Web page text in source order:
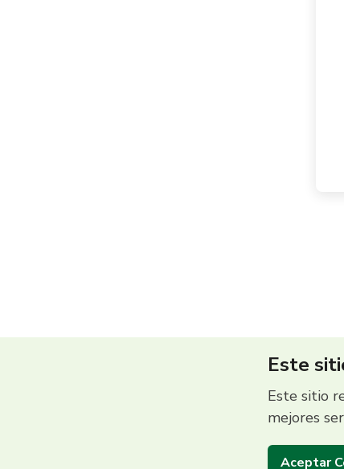
Centro de
(503) 2513
Este
Este sitio
mejores
Aceptar